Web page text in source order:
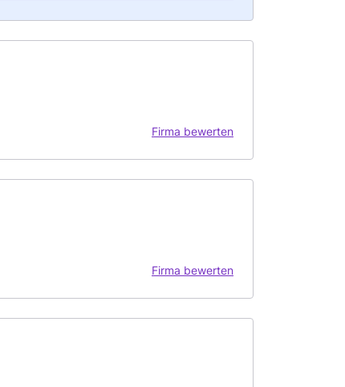
Firma bewerten
Firma bewerten